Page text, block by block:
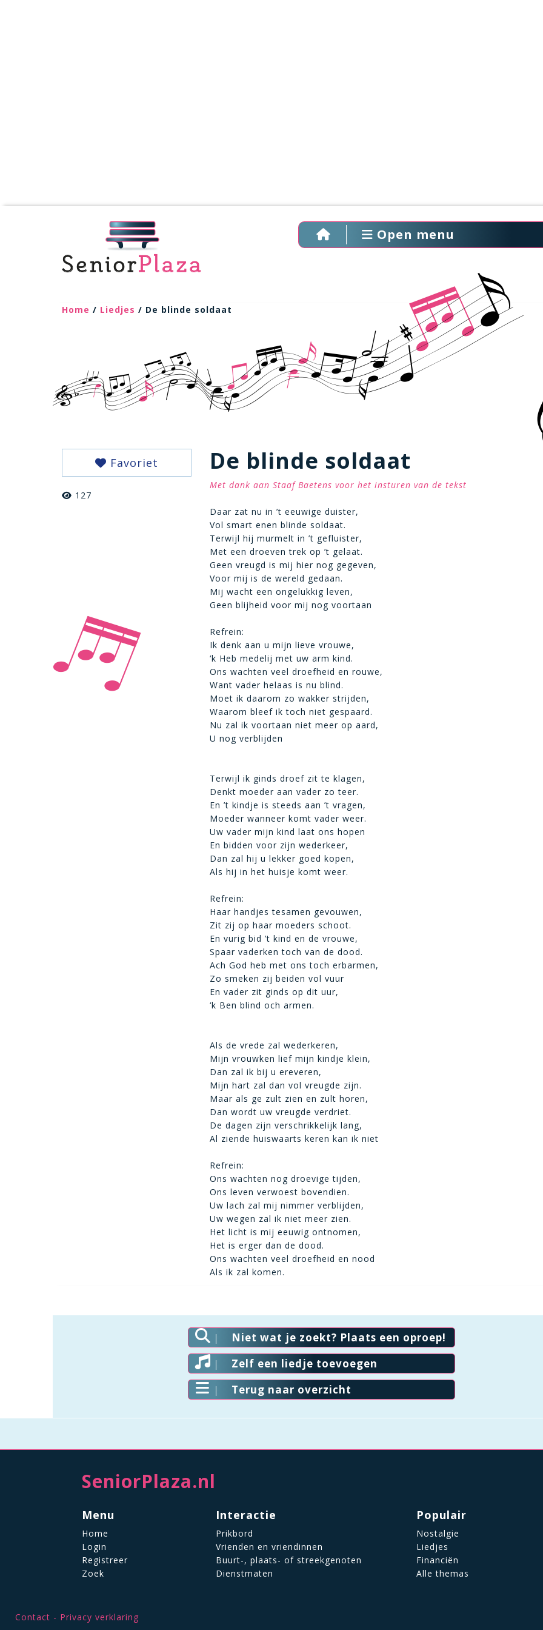
Open menu
Home / Liedjes / De blinde soldaat
Favoriet
127
De blinde soldaat
Met dank aan Staaf Baetens voor het insturen van de tekst
Daar zat nu in ’t eeuwige duister,
Vol smart enen blinde soldaat.
Terwijl hij murmelt in ’t gefluister,
Met een droeven trek op ’t gelaat.
Geen vreugd is mij hier nog gegeven,
Voor mij is de wereld gedaan.
Mij wacht een ongelukkig leven,
Geen blijheid voor mij nog voortaan
Refrein:
Ik denk aan u mijn lieve vrouwe,
‘k Heb medelij met uw arm kind.
Ons wachten veel droefheid en rouwe,
Want vader helaas is nu blind.
Moet ik daarom zo wakker strijden,
Waarom bleef ik toch niet gespaard.
Nu zal ik voortaan niet meer op aard,
U nog verblijden
Terwijl ik ginds droef zit te klagen,
Denkt moeder aan vader zo teer.
En ’t kindje is steeds aan ’t vragen,
Moeder wanneer komt vader weer.
Uw vader mijn kind laat ons hopen
En bidden voor zijn wederkeer,
Dan zal hij u lekker goed kopen,
Als hij in het huisje komt weer.
Refrein:
Haar handjes tesamen gevouwen,
Zit zij op haar moeders schoot.
En vurig bid ’t kind en de vrouwe,
Spaar vaderken toch van de dood.
Ach God heb met ons toch erbarmen,
Zo smeken zij beiden vol vuur
En vader zit ginds op dit uur,
‘k Ben blind och armen.
Als de vrede zal wederkeren,
Mijn vrouwken lief mijn kindje klein,
Dan zal ik bij u ereveren,
Mijn hart zal dan vol vreugde zijn.
Maar als ge zult zien en zult horen,
Dan wordt uw vreugde verdriet.
De dagen zijn verschrikkelijk lang,
Al ziende huiswaarts keren kan ik niet
Refrein:
Ons wachten nog droevige tijden,
Ons leven verwoest bovendien.
Uw lach zal mij nimmer verblijden,
Uw wegen zal ik niet meer zien.
Het licht is mij eeuwig ontnomen,
Het is erger dan de dood.
Ons wachten veel droefheid en nood
Als ik zal komen.
Niet wat je zoekt? Plaats een oproep!
Zelf een liedje toevoegen
Terug naar overzicht
SeniorPlaza.nl
Menu
Home
Login
Registreer
Zoek
Interactie
Prikbord
Vrienden en vriendinnen
Buurt-, plaats- of streekgenoten
Dienstmaten
Populair
Nostalgie
Liedjes
Financiën
Alle themas
Contact Privacy verklaring